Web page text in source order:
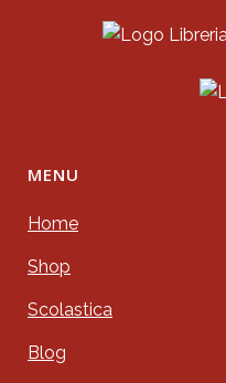
MENU
Home
Shop
Scolastica
Blog